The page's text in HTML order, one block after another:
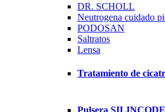
DR. SCHOLL
Neutrogena cuidado
PODOSAN
Saltratos
Lensa
Tratamiento de
Pulsera